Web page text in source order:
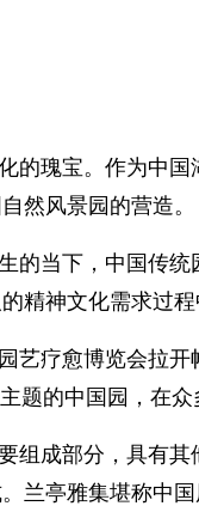
的瑰宝。作为中
然风景园的营造。
的当下，中国传
精神文化需求过程
艺疗愈博览会拉
题的中国园，在
组成部分，具有
兰亭雅集堪称中